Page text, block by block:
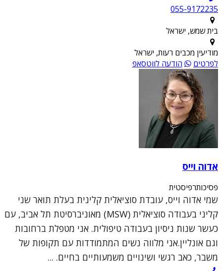
055-9172235
בית שמש, ישראל
מודיעין מכבים רעות, ישראל
לפרטים
הודעה לווטסאפ
אדוה וייס
פסיכותרפיסטית
שמי אדוה וייס, עובדת סוציאלית קלינית בעלת תואר שני
קליני בעבודה סוציאלית (MSW) מאוניברסיטת תל אביב, עם
כעשר שנות ניסיון בעבודה טיפולית. אני מטפלת ברחובות
וגם אונליין.אני מלווה נשים המתמודדות עם תקופות של
משבר, כאב רגשי ושינויים משמעותיים בחיים. ...